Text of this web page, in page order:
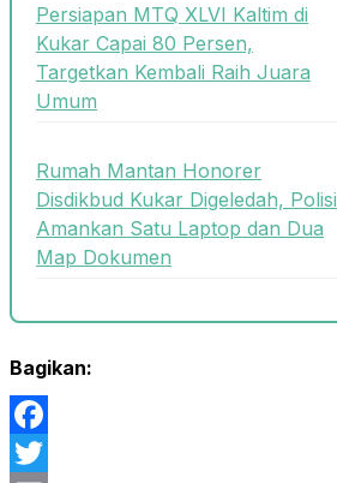
Persiapan MTQ XLVI Kaltim di
Kukar Capai 80 Persen,
Targetkan Kembali Raih Juara
Umum
Rumah Mantan Honorer
Disdikbud Kukar Digeledah, Polisi
Amankan Satu Laptop dan Dua
Map Dokumen
Bagikan:
Facebook